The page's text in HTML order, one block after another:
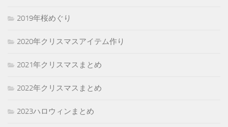
2019年桜めぐり
2020年クリスマスアイテム作り
2021年クリスマスまとめ
2022年クリスマスまとめ
2023ハロウィンまとめ